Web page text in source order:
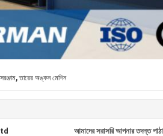
, তারের অঙ্কন মেশিন
আমাদের সরাসরি আপনার তদন্ত